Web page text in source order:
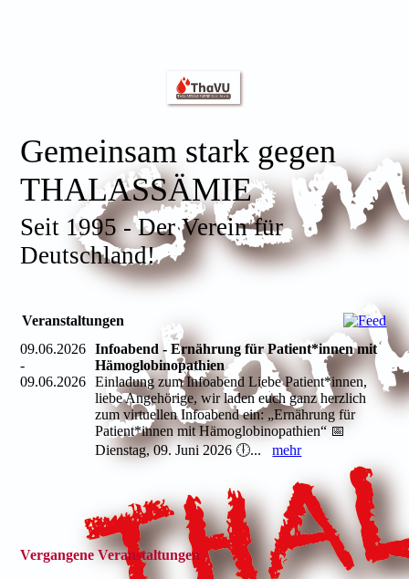
Gemeinsam stark gegen
THALASSÄMIE
Seit 1995 - Der Verein für
Deutschland!
Veranstaltungen
09.06.2026
-
09.06.2026
Infoabend - Ernährung für Patient*innen mit
Hämoglobinopathien
Einladung zum Infoabend Liebe Patient*innen,
liebe Angehörige, wir laden euch ganz herzlich
zum virtuellen Infoabend ein: „Ernährung für
Patient*innen mit Hämoglobinopathien“ 📅
Dienstag, 09. Juni 2026 🕕...mehr
Vergangene Veranstaltungen